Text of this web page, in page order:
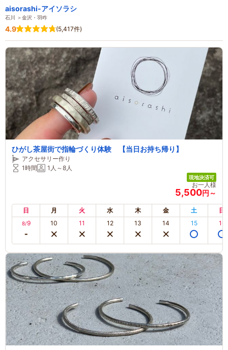
aisorashi-アイソラシ
石川 ＞金沢・羽咋
4.9 (5,417件)
ひがし茶屋街で指輪づくり体験 【当日お持ち帰り】
アクセサリー作り
1時間
1人～8人
現地決済可
お一人様
5,500円～
日 月 火 水 木 金 土 日
8/9 10 11 12 13 14 15 16